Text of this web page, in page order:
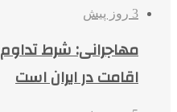
3 روز پیش
مهاجرانی: شرط تداوم
اقامت در ایران است